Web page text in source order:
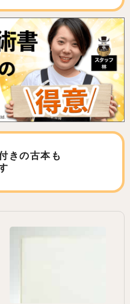
きの古本も